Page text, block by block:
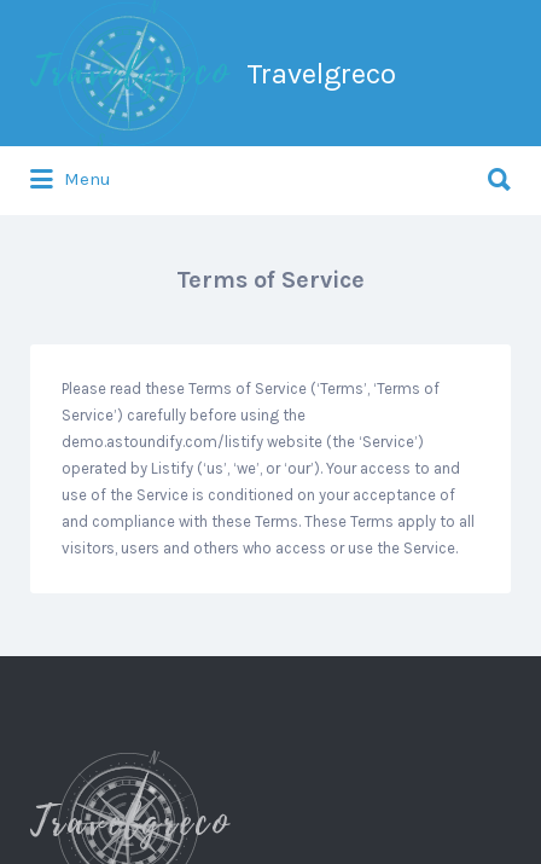
Travelgreco
Search
Menu
for:
Terms of Service
Please read these Terms of Service (‘Terms’, ‘Terms of
Service’) carefully before using the
demo.astoundify.com/listify website (the ‘Service’)
operated by Listify (‘us’, ‘we’, or ‘our’). Your access to and
use of the Service is conditioned on your acceptance of
and compliance with these Terms. These Terms apply to all
visitors, users and others who access or use the Service.